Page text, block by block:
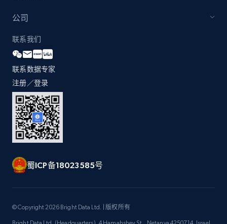
Video length, Likes, Views, and more.
8.1K+
Youtube - Videos posts - Discovery videos
by podcast url
URL, Title, Youtuber, Youtuber md5, Video url,
Video length, Likes, Views, and more.
Amazon Reviews
公司
联系我们
联系数据专家
注册／登录
蜀ICP备18023585号
© Copyright 2026 Bright Data Ltd. | 版权所有